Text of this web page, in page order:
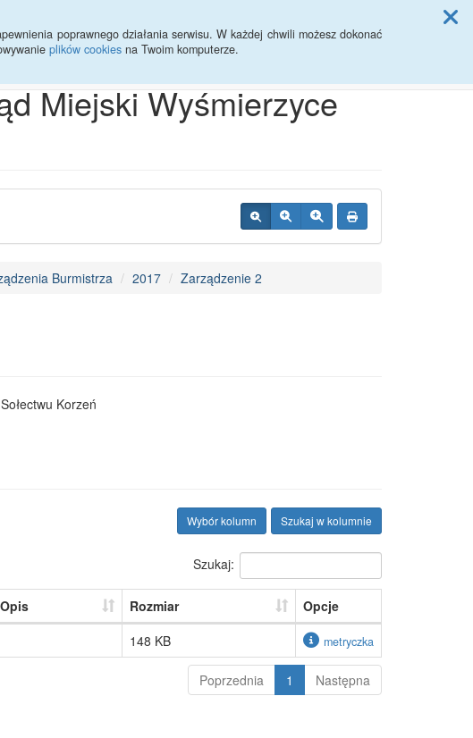
poprawnego działania serwisu. W każdej chwili możesz dokonać
plików cookies na Twoim komputerze.
Przycisk wyszukaj duży
Miejski Wyśmierzyce
Burmistrza 2017 Zarządzenie 2
Korzeń
Szukaj w kolumnie
Wybór kolumn
Szukaj:
Opis Rozmiar
Opcje
148 KB metryczka
Poprzednia 1 Następna